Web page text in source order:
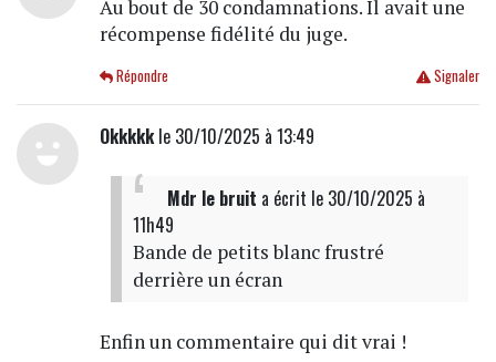
Au bout de 30 condamnations. Il avait une
récompense fidélité du juge.
Signaler
Répondre
Okkkkkle 30/10/2025 à 13:49
Mdr le bruit a écrit le 30/10/2025 à
11h49
Bande de petits blanc frustré
derrière un écran
Enfin un commentaire qui dit vrai !